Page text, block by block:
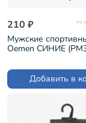
210 ₽ по
Мужские
Oemen СИНИЕ
Добавить в